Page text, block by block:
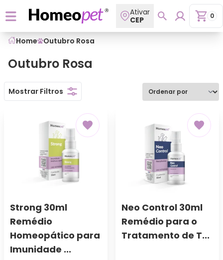
Ativar
CEP
0
Home Outubro Rosa
Outubro Rosa
Mostrar Filtros Ordenar por
Strong 30ml
Remédio
Homeopático para
Imunidade ...
Neo Control 30ml
Remédio para o
Tratamento de T...